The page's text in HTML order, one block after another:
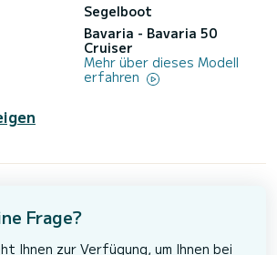
Segelboot
Bavaria - Bavaria 50
Cruiser
Mehr über dieses Modell
erfahren
Frage?
Ihnen zur Verfügung, um Ihnen bei